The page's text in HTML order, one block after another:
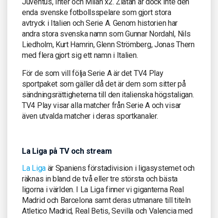
enda svenske fotbollsspelare som gjort stora
avtryck i Italien och Serie A. Genom historien har
andra stora svenska namn som Gunnar Nordahl, Nils
Liedholm, Kurt Hamrin, Glenn Strömberg, Jonas Thern
med flera gjort sig ett namn i Italien.
För de som vill följa Serie A är det TV4 Play
sportpaket som gäller då det är dem som sitter på
sändningsrättigheterna till den italienska högstaligan.
TV4 Play visar alla matcher från Serie A och visar
även utvalda matcher i deras sportkanaler.
La Liga på TV och stream
La Ligaär Spaniens förstadivision i ligasystemet och
räknas in bland de två eller tre största och bästa
ligorna i världen. I La Liga finner vi giganterna Real
Madrid och Barcelona samt deras utmanare till titeln
Atletico Madrid, Real Betis, Sevilla och Valencia med